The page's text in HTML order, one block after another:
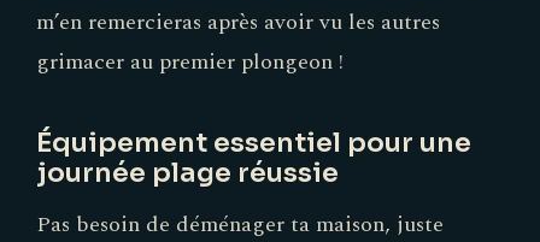
m’en remercieras après avoir vu les autres
grimacer au premier plongeon !
Équipement essentiel pour une
journée plage réussie
Pas besoin de déménager ta maison, juste